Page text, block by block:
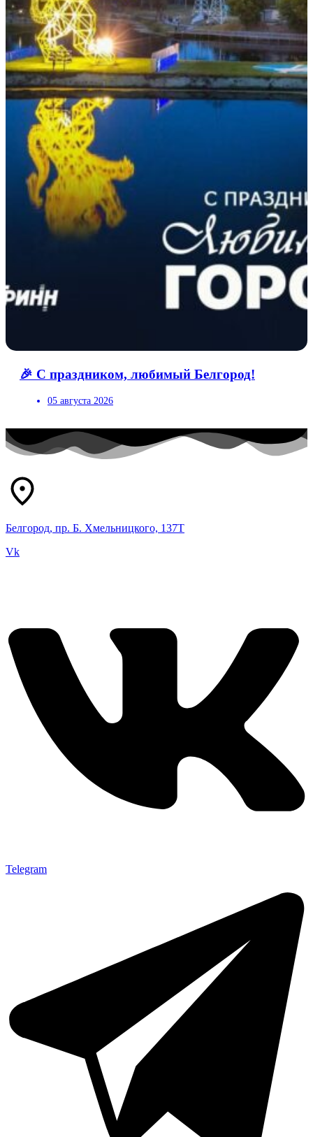
🎉 С праздником, любимый Белгород!
05 августа 2026
Белгород, пр. Б. Хмельницкого, 137Т
Vk
Telegram